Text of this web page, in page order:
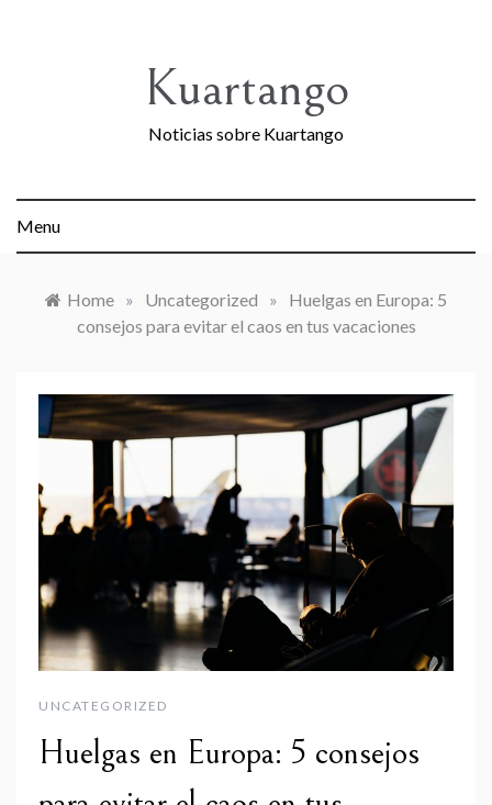
Kuartango
Noticias sobre Kuartango
Menu
Home » Uncategorized »
Huelgas en Europa: 5
consejos para evitar el caos en tus vacaciones
UNCATEGORIZED
Huelgas en Europa: 5 consejos